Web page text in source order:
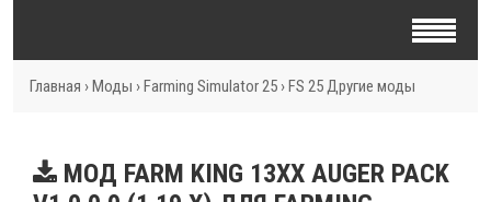
Главная › Моды › Farming Simulator 25 › FS 25 Другие моды
МОД FARM KING 13XX AUGER PACK